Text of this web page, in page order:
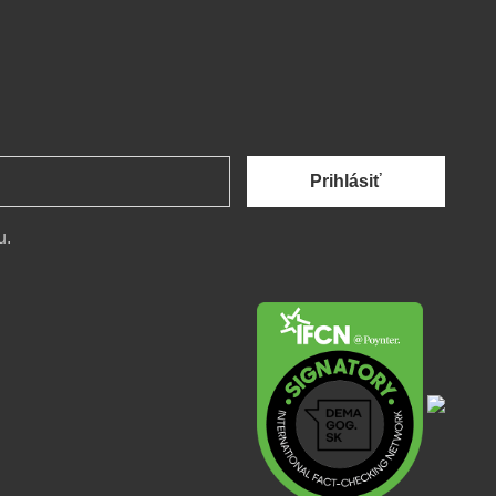
Prihlásiť